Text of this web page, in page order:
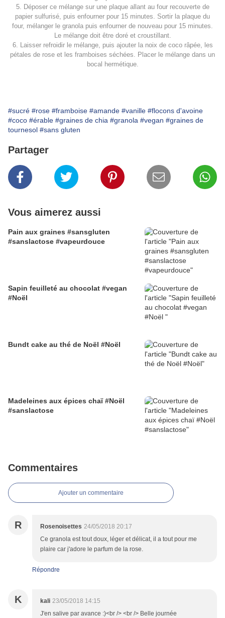
5. Déposer ce mélange sur une plaque allant au four recouverte de
papier sulfurisé, puis enfourner pour 15 minutes. Sortir la plaque du
four, mélanger le granola puis enfourner de nouveau pour 15 minutes.
Le mélange doit être doré et croustillant.
6. Laisser refroidir le mélange, puis ajouter la noix de coco râpée, les
pétales de rose et les framboises séchées. Placer le mélange dans un
bocal hermétique.
#sucré #rose #framboise #amande #vanille #flocons d'avoine
#coco #érable #graines de chia #granola #vegan #graines de
tournesol #sans gluten
Partager
Vous aimerez aussi
Pain aux graines #sansgluten
#sanslactose #vapeurdouce
Sapin feuilleté au chocolat #vegan
#Noël
Bundt cake au thé de Noël #Noël
Madeleines aux épices chaï #Noël
#sanslactose
Commentaires
Ajouter un commentaire
R Rosenoisettes 24/05/2018 20:17
Ce granola est tout doux, léger et délicat, il a tout pour me
plaire car j'adore le parfum de la rose.
Répondre
K kali 23/05/2018 14:15
J'en salive par avance :)<br /> <br /> Belle journée